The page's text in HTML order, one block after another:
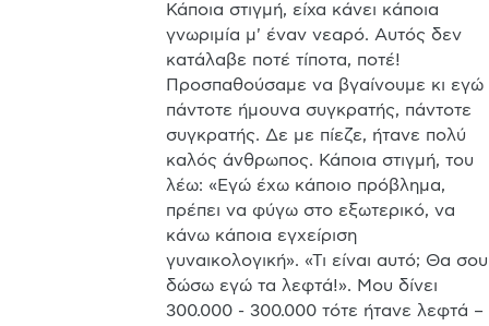
Κάποια στιγμή, είχα κάνει κάποια
γνωριμία μ' έναν νεαρό. Αυτός δεν
κατάλαβε ποτέ τίποτα, ποτέ!
Προσπαθούσαμε να βγαίνουμε κι εγώ
πάντοτε ήμουνα συγκρατής, πάντοτε
συγκρατής. Δε με πίεζε, ήτανε πολύ
καλός άνθρωπος. Κάποια στιγμή, του
λέω: «Εγώ έχω κάποιο πρόβλημα,
πρέπει να φύγω στο εξωτερικό, να
κάνω κάποια εγχείριση
γυναικολογική». «Τι είναι αυτό; Θα σου
δώσω εγώ τα λεφτά!». Μου δίνει
300.000 - 300.000 τότε ήτανε λεφτά –